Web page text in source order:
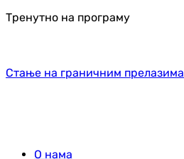
Тренутно на програму
Стање на граничним прелазима
О нама